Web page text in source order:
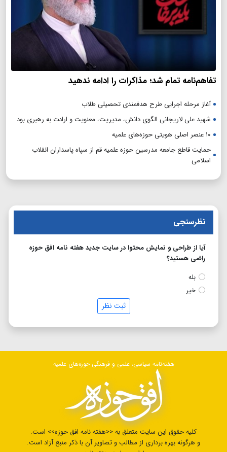
تفاهم‌نامه تمام شد؛ مذاکرات را ادامه ندهید
آغاز مرحله اجرایی طرح هدفمندی تحصیلی طلاب
شهید علی لاریجانی الگوی دانش، مدیریت، معنویت و ارادت به رهبری بود
۱۰ عنصر اصلی هویتی حوزه‌های علمیه
حمایت قاطع جامعه مدرسین حوزه علمیه قم از سپاه پاسداران انقلاب
اسلامی
نظرسنجی
آیا از طراحی و نمایش محتوا در سایت جدید هفته نامه افق حوزه
راضی هستید؟
بله
خیر
ثبت نظر
هفته‌نامه سیاسی، علمی و فرهنگی حوزه‌های علمیه
کلیه حقوق این سایت متعلق به <<هفته نامه افق حوزه>> است.
و هرگونه بهره برداری از مطالب و تصاویر آن با ذکر منبع آزاد است.